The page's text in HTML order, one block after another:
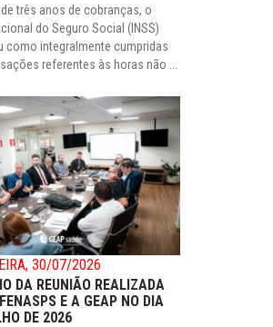
três anos de cobranças, o
do Seguro Social (INSS)
como integralmente cumpridas
referentes às horas não ...
30/07/2026
DA REUNIÃO REALIZADA
E A GEAP NO DIA
DE 2026